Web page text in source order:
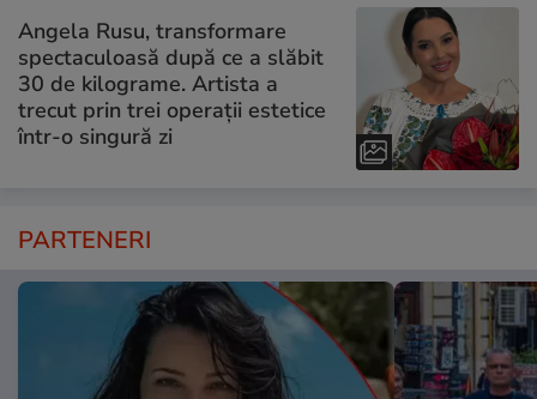
Angela Rusu, transformare
spectaculoasă după ce a slăbit
30 de kilograme. Artista a
trecut prin trei operații estetice
într-o singură zi
PARTENERI